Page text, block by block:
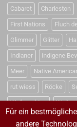
Cabaret Charleston
First Nations Fluch
Glimmer Glitter
Indianer indigene
Meer Native
rut wiess Röcke
Weihnachten
Für ein
andere